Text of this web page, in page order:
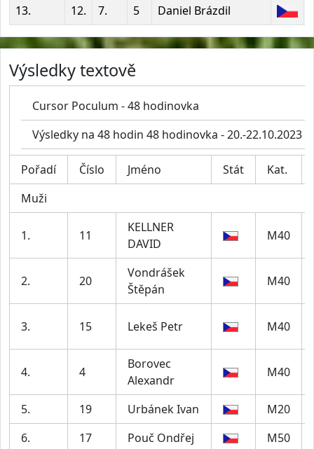
13.
12. 7. 5 Daniel Brázdil
Výsledky textově
Cursor Poculum - 48 hodinovka
Výsledky na 48 hodin 48 hodinovka - 20.-22.10.2023
Pořadí Číslo Jméno Stát Kat.
Muži
1. 11
KELLNER
DAVID
M40
2. 20
Vondrášek
Štěpán
M40
3. 15 Lekeš Petr M40
4. 4
Borovec
Alexandr
M40
5. 19 Urbánek Ivan M20
6.
17 Pouč Ondřej M50